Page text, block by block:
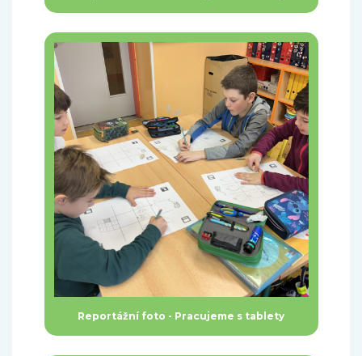
Reportážní foto - Pracujeme s tablety